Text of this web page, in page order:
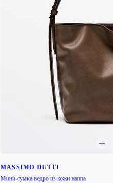
MASSIMO DUTTI
Мини-сумка ведро из кожи наппа